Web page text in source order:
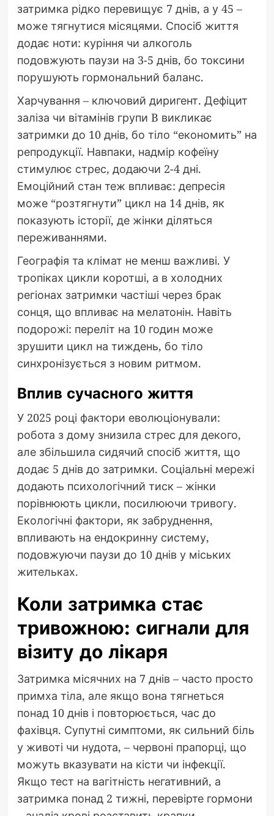
затримка рідко перевищує 7 днів, а у 45 –
може тягнутися місяцями. Спосіб життя
додає ноти: куріння чи алкоголь
подовжують паузи на 3-5 днів, бо токсини
порушують гормональний баланс.
Харчування – ключовий диригент. Дефіцит
заліза чи вітамінів групи B викликає
затримки до 10 днів, бо тіло “економить” на
репродукції. Навпаки, надмір кофеїну
стимулює стрес, додаючи 2-4 дні.
Емоційний стан теж впливає: депресія
може “розтягнути” цикл на 14 днів, як
показують історії, де жінки діляться
переживаннями.
Географія та клімат не менш важливі. У
тропіках цикли коротші, а в холодних
регіонах затримки частіші через брак
сонця, що впливає на мелатонін. Навіть
подорожі: переліт на 10 годин може
зрушити цикл на тиждень, бо тіло
синхронізується з новим ритмом.
Вплив сучасного життя
У 2025 році фактори еволюціонували:
робота з дому знизила стрес для декого,
але збільшила сидячий спосіб життя, що
додає 5 днів до затримки. Соціальні мережі
додають психологічний тиск – жінки
порівнюють цикли, посилюючи тривогу.
Екологічні фактори, як забруднення,
впливають на ендокринну систему,
подовжуючи паузи до 10 днів у міських
жительках.
Коли затримка стає
тривожною: сигнали для
візиту до лікаря
Затримка місячних на 7 днів – часто просто
примха тіла, але якщо вона тягнеться
понад 10 днів і повторюється, час до
фахівця. Супутні симптоми, як сильний біль
у животі чи нудота, – червоні прапорці, що
можуть вказувати на кісти чи інфекції.
Якщо тест на вагітність негативний, а
затримка понад 2 тижні, перевірте гормони